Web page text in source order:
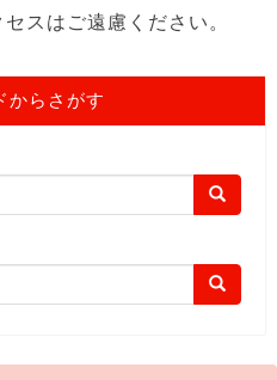
スはご遠慮ください。
からさがす